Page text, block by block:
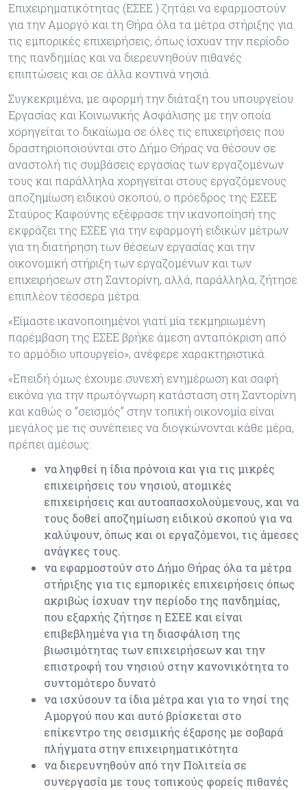
Επιχειρηματικότητας (ΕΣΕΕ ) ζητάει να εφαρμοστούν
για την Αμοργό και τη Θήρα όλα τα μέτρα στήριξης για
τις εμπορικές επιχειρήσεις, όπως ίσχυαν την περίοδο
της πανδημίας και να διερευνηθούν πιθανές
επιπτώσεις και σε άλλα κοντινά νησιά.
Συγκεκριμένα, με αφορμή την διάταξη του υπουργείου
Εργασίας και Κοινωνικής Ασφάλισης με την οποία
χορηγείται το δικαίωμα σε όλες τις επιχειρήσεις που
δραστηριοποιούνται στο Δήμο Θήρας να θέσουν σε
αναστολή τις συμβάσεις εργασίας των εργαζομένων
τους και παράλληλα χορηγείται στους εργαζόμενους
αποζημίωση ειδικού σκοπού, ο πρόεδρος της ΕΣΕΕ
Σταύρος Καφούνης εξέφρασε την ικανοποίησή της
εκφράζει της ΕΣΕΕ για την εφαρμογή ειδικών μέτρων
για τη διατήρηση των θέσεων εργασίας και την
οικονομική στήριξη των εργαζομένων και των
επιχειρήσεων στη Σαντορίνη, αλλά, παράλληλα, ζήτησε
επιπλέον τέσσερα μέτρα.
«Είμαστε ικανοποιημένοι γιατί μία τεκμηριωμένη
παρέμβαση της ΕΣΕΕ βρήκε άμεση ανταπόκριση από
το αρμόδιο υπουργείο», ανέφερε χαρακτηριστικά.
«Επειδή όμως έχουμε συνεχή ενημέρωση και σαφή
εικόνα για την πρωτόγνωρη κατάσταση στη Σαντορίνη
και καθώς ο ”σεισμός” στην τοπική οικονομία είναι
μεγάλος με τις συνέπειες να διογκώνονται κάθε μέρα,
πρέπει αμέσως:
να ληφθεί η ίδια πρόνοια και για τις μικρές
επιχειρήσεις του νησιού, ατομικές
επιχειρήσεις και αυτοαπασχολούμενους, και να
τους δοθεί αποζημίωση ειδικού σκοπού για να
καλύψουν, όπως και οι εργαζόμενοι, τις άμεσες
ανάγκες τους.
να εφαρμοστούν στο Δήμο Θήρας όλα τα μέτρα
στήριξης για τις εμπορικές επιχειρήσεις όπως
ακριβώς ίσχυαν την περίοδο της πανδημίας,
που εξαρχής ζήτησε η ΕΣΕΕ και είναι
επιβεβλημένα για τη διασφάλιση της
βιωσιμότητας των επιχειρήσεων και την
επιστροφή του νησιού στην κανονικότητα το
συντομότερο δυνατό
να ισχύσουν τα ίδια μέτρα και για το νησί της
Αμοργού που και αυτό βρίσκεται στο
επίκεντρο της σεισμικής έξαρσης με σοβαρά
πλήγματα στην επιχειρηματικότητα
να διερευνηθούν από την Πολιτεία σε
συνεργασία με τους τοπικούς φορείς πιθανές